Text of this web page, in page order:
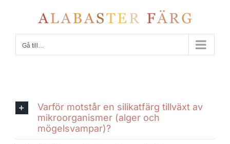
innehållet
Gå till…
Varför motstår en silikatfärg tillväxt av
mikroorganismer (alger och
mögelsvampar)?